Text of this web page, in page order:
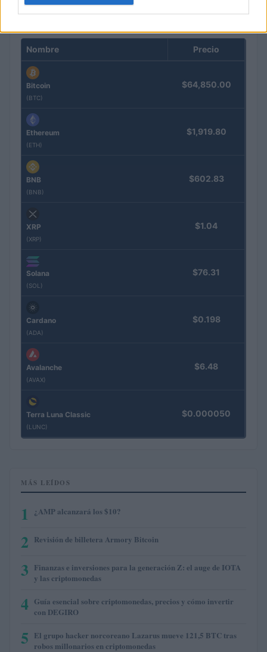
Nombre Precio
Bitcoin
(BTC)
$64,850.00
Ethereum
(ETH)
$1,919.80
BNB
(BNB)
$602.83
XRP
(XRP)
$1.04
Solana
(SOL)
$76.31
Cardano
(ADA)
$0.198
Avalanche
(AVAX)
$6.48
Terra Luna Classic
(LUNC)
$0.000050
MÁS LEÍDOS
1 ¿AMP alcanzará los $10?
2 Revisión de billetera Armory Bitcoin
3 Finanzas e inversiones para la generación Z: el auge de IOTA
y las criptomonedas
4 Guía esencial sobre criptomonedas, precios y cómo invertir
con DEGIRO
5 El grupo hacker norcoreano Lazarus mueve 121,5 BTC tras
robos millonarios en criptomonedas